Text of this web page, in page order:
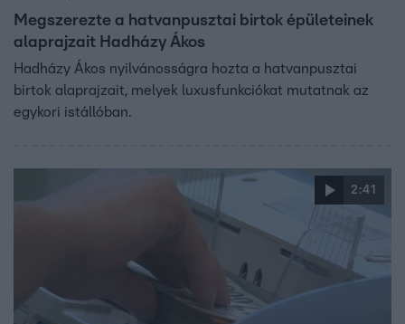
Megszerezte a hatvanpusztai birtok épületeinek
alaprajzait Hadházy Ákos
Hadházy Ákos nyilvánosságra hozta a hatvanpusztai
birtok alaprajzait, melyek luxusfunkciókat mutatnak az
egykori istállóban.
2:41